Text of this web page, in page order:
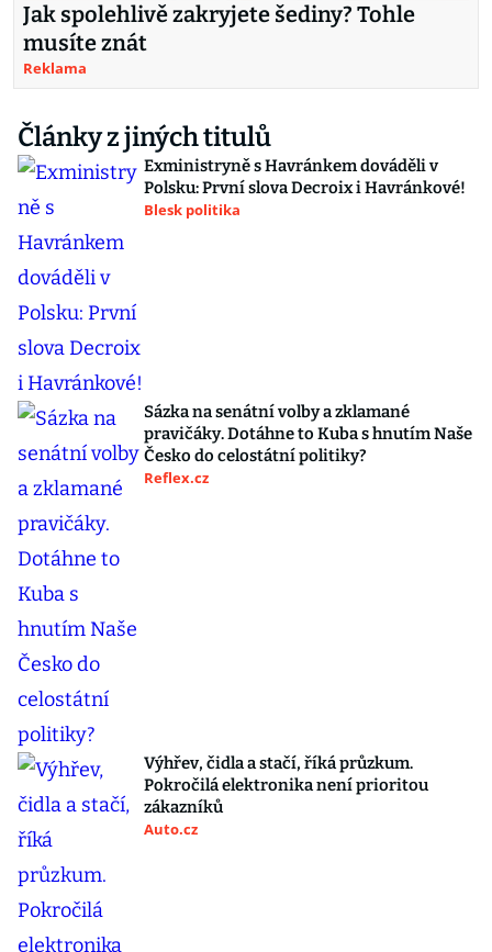
Jak spolehlivě zakryjete šediny? Tohle
musíte znát
Reklama
Články z jiných titulů
Exministryně s Havránkem dováděli v
Polsku: První slova Decroix i Havránkové!
Blesk politika
Sázka na senátní volby a zklamané
pravičáky. Dotáhne to Kuba s hnutím Naše
Česko do celostátní politiky?
Reflex.cz
Výhřev, čidla a stačí, říká průzkum.
Pokročilá elektronika není prioritou
zákazníků
Auto.cz